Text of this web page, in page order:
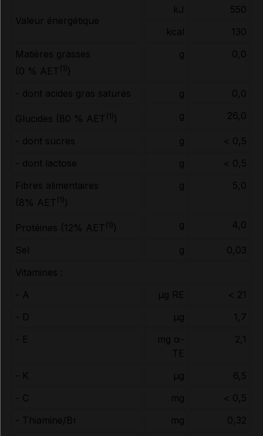
Valeur énergétique
kJ
550
kcal
130
Matières grasses
(0 % AET(1))
g 0,0
- dont acides gras saturés g 0,0
Glucides (80 % AET(1)) g 26,0
- dont sucres g
< 0,5
- dont lactose
g
< 0,5
Fibres alimentaires
(8% AET(1))
g 5,0
Protéines (12% AET(1)) g 4,0
Sel g
0,03
Vitamines :
- A
µg RE
< 21
- D
µg
1,7
- E
mg α-
TE
2,1
- K µg
6,5
- C
mg
< 0,5
- Thiamine/B 1 mg
0,32